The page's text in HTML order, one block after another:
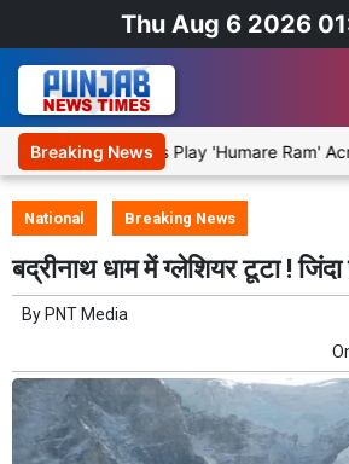
Thu Aug 6 2026
Breaking News
Religious Play 'Humare Ram' Across
National Breaking News
बद्रीनाथ धाम में ग्लेशियर टूटा !
By PNT Media